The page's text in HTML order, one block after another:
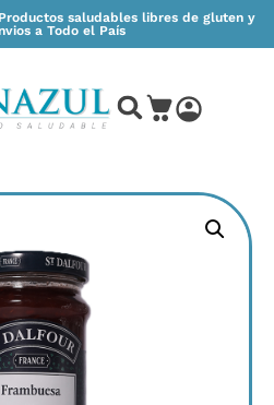
saludables libres de gluten y
a Todo el País